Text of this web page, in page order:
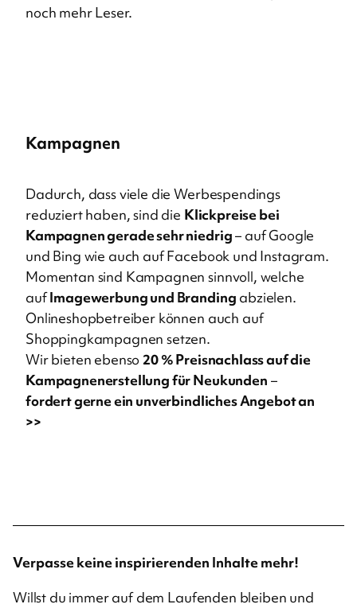
noch mehr Leser.
Kampagnen
Dadurch, dass viele die Werbespendings
reduziert haben, sind die Klickpreise bei
Kampagnen gerade sehr niedrig– auf Google
und Bing wie auch auf Facebook und Instagram.
Momentan sind Kampagnen sinnvoll, welche
aufImagewerbung und Branding abzielen.
Onlineshopbetreiber können auch auf
Shoppingkampagnen setzen.
Wir bieten ebenso 20 % Preisnachlass auf die
Kampagnenerstellung für Neukunden –
fordert gerne ein unverbindliches Angebot an
>>
Verpasse keine inspirierenden Inhalte mehr!
Willst du immer auf dem Laufenden bleiben und